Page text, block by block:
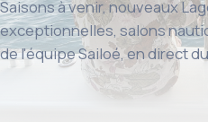
Saisons à venir, nouveaux
exceptionnelles, salons
de l'équipe Sailoé, en direct